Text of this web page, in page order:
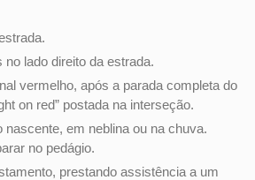
lado direito da estrada.
vermelho, após a parada completa do
on red” postada na interseção.
em neblina ou na chuva.
no pedágio.
prestando assistência a um